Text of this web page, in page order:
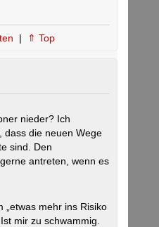
| ⇑ Top
nieder? Ich
dass die neuen Wege
sind. Den
antreten, wenn es
„etwas mehr ins Risiko
mir zu schwammig.